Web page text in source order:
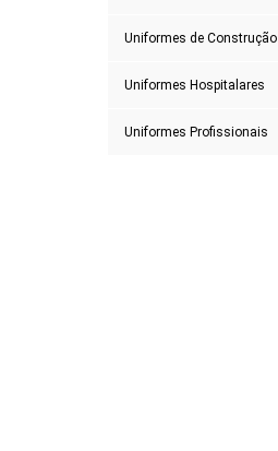
Uniformes de Construção
Uniformes Hospitalares
Uniformes Profissionais